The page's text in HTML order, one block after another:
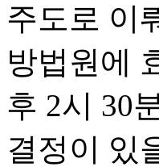
주도로 이
방법원에
후 2시 30
결정이 있